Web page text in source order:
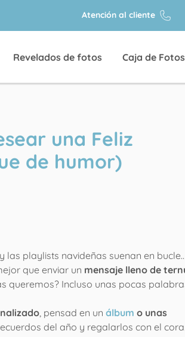
Atención al cliente
Revelados de fotos Caja de Fotos
una Feliz
de humor)
playlists navideñas suenan en bucle…
que enviar un mensaje lleno de
queremos? Incluso unas pocas
, pensad en un álbum o unas
del año y regalarlos con el